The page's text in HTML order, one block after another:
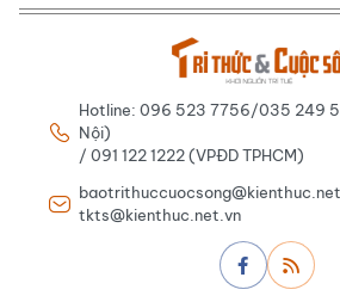
Hotline: 096 523 7756/035 249
Nội)
/ 091 122 1222 (VPĐD TPHCM)
tkts@kienthuc.net.vn